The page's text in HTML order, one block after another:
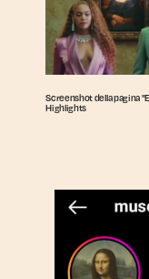
Screenshot della pagina
Highlights